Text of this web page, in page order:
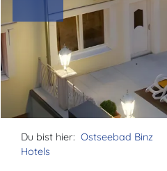
Du bist hier: Ostseebad Binz
Hotels